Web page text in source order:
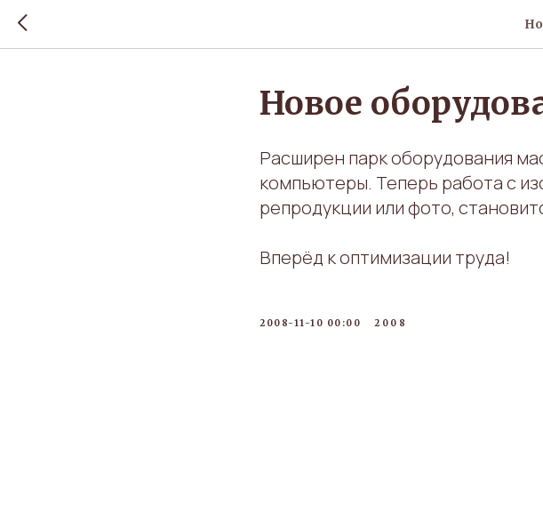
Новое
Расширен парк оборудования
компьютеры. Теперь работа с
репродукции или фото,
Вперёд к оптимизации труда!
2008-11-10 00:00 2008